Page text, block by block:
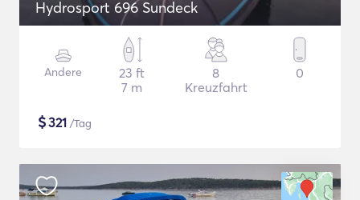
Hydrosport 696 Sundeck
Andere
23 ft
7 m
8
Kreuzfahrt
0
$321 /Tag